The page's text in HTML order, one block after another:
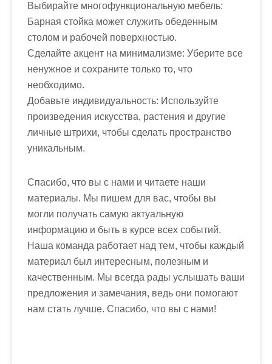
Выбирайте многофункциональную мебель:
Барная стойка может служить обеденным
столом и рабочей поверхностью.
Сделайте акцент на минимализме: Уберите все
ненужное и сохраните только то, что
необходимо.
Добавьте индивидуальность: Используйте
произведения искусства, растения и другие
личные штрихи, чтобы сделать пространство
уникальным.
Спасибо, что вы с нами и читаете наши
материалы. Мы пишем для вас, чтобы вы
могли получать самую актуальную
информацию и быть в курсе всех событий.
Наша команда работает над тем, чтобы каждый
материал был интересным, полезным и
качественным. Мы всегда рады услышать ваши
предложения и замечания, ведь они помогают
нам стать лучше. Спасибо, что вы с нами!